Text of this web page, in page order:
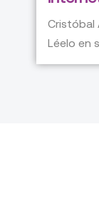
Cristóbal
Léelo en